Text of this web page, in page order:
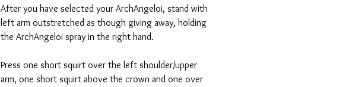
After you have selected your ArchAngeloi, stand with
left arm outstretched as though giving away, holding
the ArchAngeloi spray in the right hand.
Press one short squirt over the left shoulder/upper
arm, one short squirt above the crown and one over